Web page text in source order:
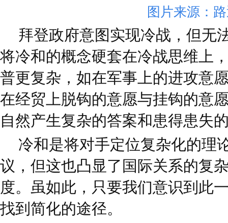
图片来源：
拜登政府意图实现冷战，但无
将冷和的概念硬套在冷战思维上
普更复杂，如在军事上的进攻意
在经贸上脱钩的意愿与挂钩的意
自然产生复杂的答案和患得患失
冷和是将对手定位复杂化的理
议，但这也凸显了国际关系的复
度。虽如此，只要我们意识到此
找到简化的途径。